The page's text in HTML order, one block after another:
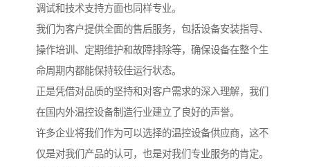
调试和技术支持方面也同样专业。
我们为客户提供全面的售后服务，包括设备安装指导、
操作培训、定期维护和故障排除等，确保设备在整个生
命周期内都能保持较佳运行状态。
正是凭借对品质的坚持和对客户需求的深入理解，我们
在国内外温控设备制造行业建立了良好的声誉。
许多企业将我们作为可以选择的温控设备供应商，这不
仅是对我们产品的认可，也是对我们专业服务的肯定。